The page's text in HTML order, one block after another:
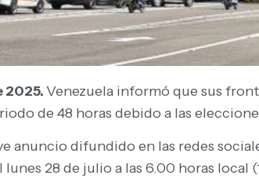
2025.Venezuela informó que sus
de 48 horas debido a las
anuncio difundido en las redes
lunes 28 de julio a las 6.00 horas